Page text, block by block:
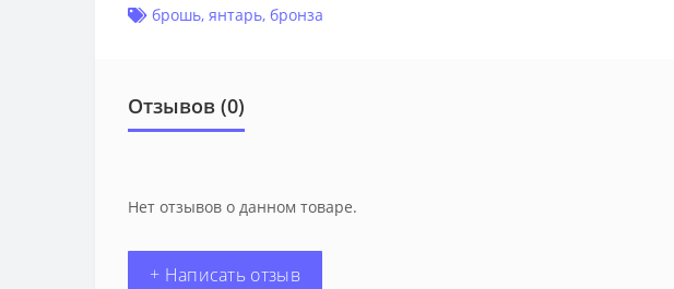
брошь, янтарь, бронза
Отзывов (0)
Нет отзывов о данном товаре.
+ Написать отзыв